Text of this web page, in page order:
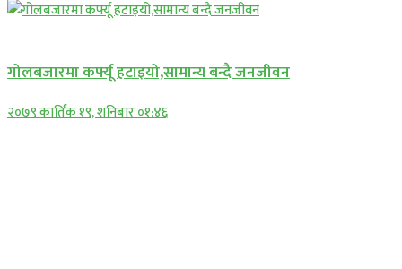
गोलबजारमा कर्फ्यू हटाइयो,सामान्य बन्दै जनजीवन
२०७९ कार्तिक १९, शनिबार ०१:४६